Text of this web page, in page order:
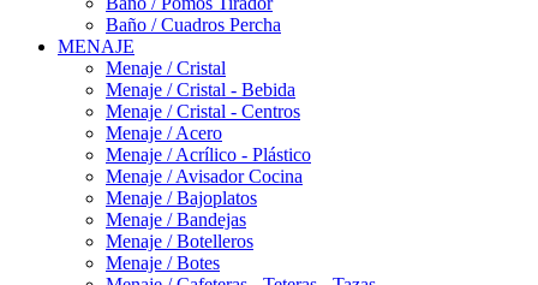
Baño / Cuadros Percha
MENAJE
Menaje / Cristal
Menaje / Cristal - Bebida
Menaje / Cristal - Centros
Menaje / Acero
Menaje / Acrílico - Plástico
Menaje / Avisador Cocina
Menaje / Bajoplatos
Menaje / Bandejas
Menaje / Botelleros
Menaje / Botes